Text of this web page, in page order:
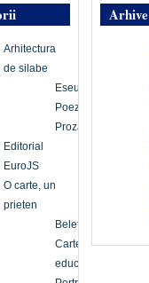
Arhive
Arhitectura
de silabe
Eseu
Poezie
Proză
Editorial
EuroJS
O carte, un
prieten
Beletristică
Carte
educațională